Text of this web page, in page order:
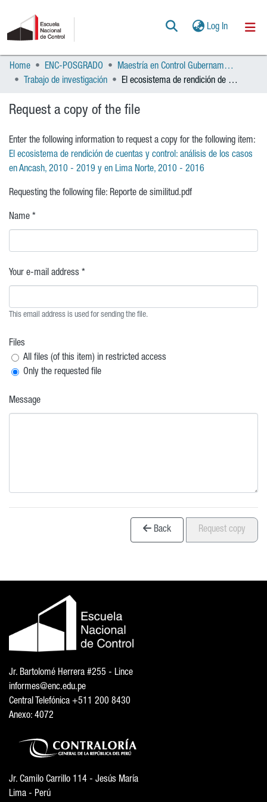
Log In(current)
Communities & Collections
Statistics
POLÍTICAS
Home ENC-POSGRADO
Maestría en Control Gubernamental
Trabajo de investigación
El ecosistema de rendición de cuentas y control: análisis de los casos en Ancash, 2010 - 2019 y en Lima Norte, 2010 - 2016
Request a copy of the file
Enter the following information to request a copy for the following item:
El ecosistema de rendición de cuentas y control: análisis de los casos
en Ancash, 2010 - 2019 y en Lima Norte, 2010 - 2016
Requesting the following file: Reporte de similitud.pdf
Name *
Your e-mail address *
This email address is used for sending the file.
Files
All files (of this item) in restricted access
Only the requested file
Message
Back Request copy
Jr. Bartolomé Herrera #255 - Lince
informes@enc.edu.pe
Central Telefónica +511 200 8430
Anexo: 4072
Jr. Camilo Carrillo 114 - Jesús María
Lima - Perú